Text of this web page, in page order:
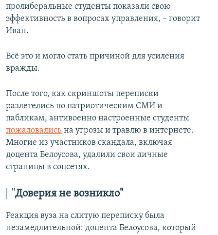
пролиберальные студенты показали свою
эффективность в вопросах управления, – говорит
Иван.
Всё это и могло стать причиной для усиления
вражды.
После того, как скриншоты переписки
разлетелись по патриотическим СМИ и
пабликам, антивоенно настроенные студенты
пожаловались на угрозы и травлю в интернете.
Многие из участников скандала, включая
доцента Белоусова, удалили свои личные
страницы в соцсетяx.
"Доверия не возникло"
Реакция вуза на слитую переписку была
незамедлительной: доцента Белоусова, который